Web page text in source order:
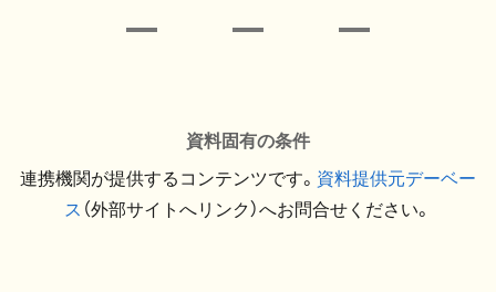
資料固有の条件
連携機関が提供するコンテンツです。 資料提供元デーベー
ス （外部サイトへリンク）へお問合せください。